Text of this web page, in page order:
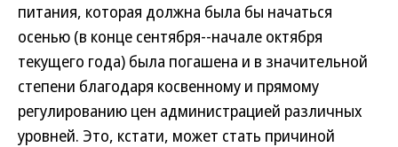
питания, которая должна была бы начаться
осенью (в конце сентября--начале октября
текущего года) была погашена и в значительной
степени благодаря косвенному и прямому
регулированию цен администрацией различных
уровней. Это, кстати, может стать причиной